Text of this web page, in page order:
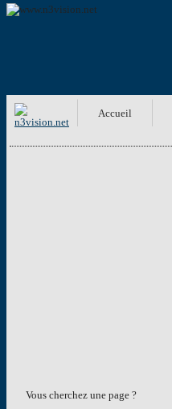
Accueil
Vous cherchez une page ?